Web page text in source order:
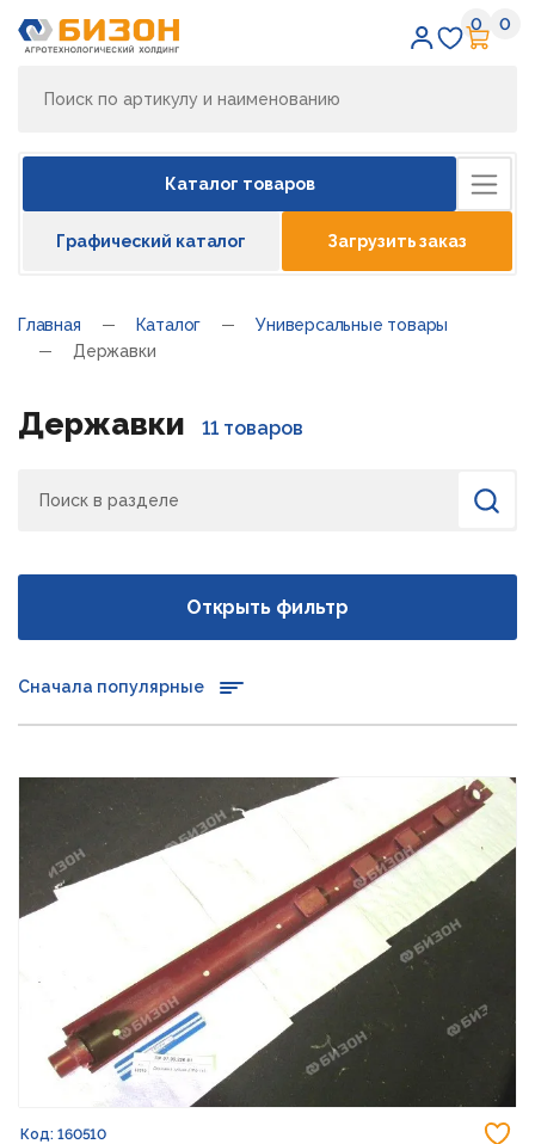
0 0
Каталог товаров
Графический каталог Загрузить заказ
Главная Каталог
Универсальные товары
Державки
Державки 11 товаров
Найти
Открыть фильтр
Сначала популярные
Код: 160510